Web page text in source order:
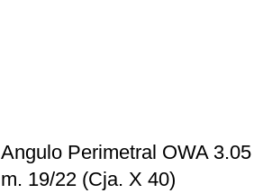
Angulo Perimetral OWA 3.05
m. 19/22 (Cja. X 40)